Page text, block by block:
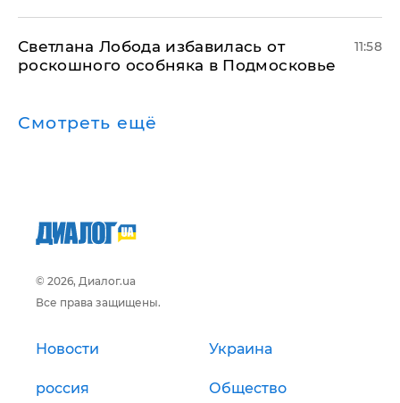
Светлана Лобода избавилась от
роскошного особняка в Подмосковье
11:58
Смотреть ещё
© 2026, Диалог.ua
Все права защищены.
Новости Украина
россия Общество